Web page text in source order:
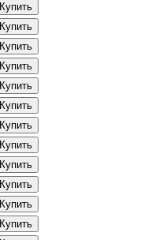
Купить
Купить
Купить
Купить
Купить
Купить
Купить
Купить
Купить
Купить
Купить
Купить